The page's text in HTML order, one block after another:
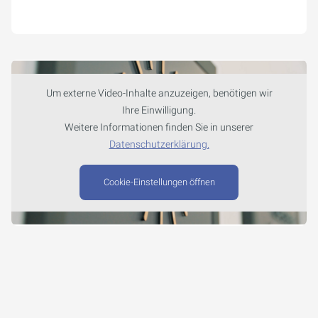
Um externe Video-Inhalte anzuzeigen, benötigen wir
Ihre Einwilligung.
Weitere Informationen finden Sie in unserer
Datenschutzerklärung.
Cookie-Einstellungen öffnen